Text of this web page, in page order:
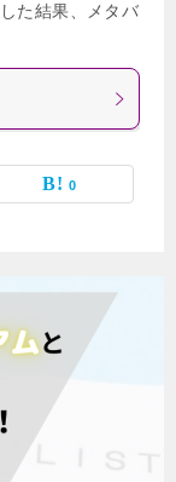
た結果、メタバ
0